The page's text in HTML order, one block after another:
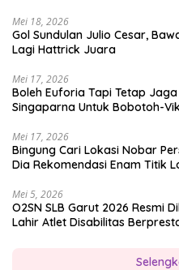
Mei 18, 2026
Gol Sundulan Julio Cesar,
Lagi Hattrick Juara
Mei 17, 2026
Boleh Euforia Tapi Tetap Jaga
Singaparna Untuk Bobotoh-
Mei 17, 2026
Bingung Cari Lokasi Nobar
Dia Rekomendasi Enam Titik
Mei 5, 2026
O2SN SLB Garut 2026 Resmi
Lahir Atlet Disabilitas